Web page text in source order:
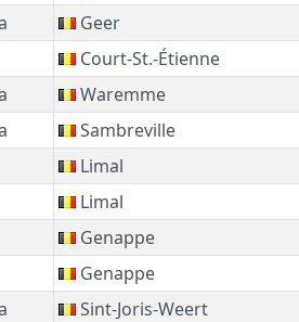
Geer
Court-St.-Étienne
Waremme
Sambreville
Limal
Limal
Genappe
Genappe
Sint-Joris-Weert